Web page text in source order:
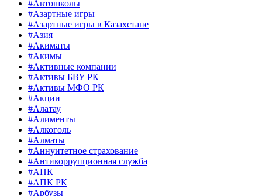
#Автошколы
#Азартные игры
#Азартные игры в Казахстане
#Азия
#Акиматы
#Акимы
#Активные компании
#Активы БВУ РК
#Активы МФО РК
#Акции
#Алатау
#Алименты
#Алкоголь
#Алматы
#Аннуитетное страхование
#Антикоррупционная служба
#АПК
#АПК РК
#Арбузы